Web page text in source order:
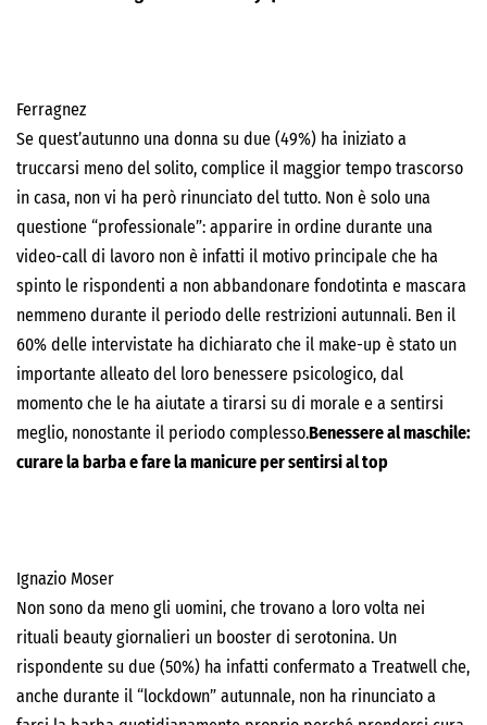
Ferragnez
Se quest’autunno una donna su due (49%) ha iniziato a
truccarsi meno del solito, complice il maggior tempo trascorso
in casa, non vi ha però rinunciato del tutto. Non è solo una
questione “professionale”: apparire in ordine durante una
video-call di lavoro non è infatti il motivo principale che ha
spinto le rispondenti a non abbandonare fondotinta e mascara
nemmeno durante il periodo delle restrizioni autunnali. Ben il
60% delle intervistate ha dichiarato che il make-up è stato un
importante alleato del loro benessere psicologico, dal
momento che le ha aiutate a tirarsi su di morale e a sentirsi
meglio, nonostante il periodo complesso.Benessere al maschile:
curare la barba e fare la manicure per sentirsi al top
Ignazio Moser
Non sono da meno gli uomini, che trovano a loro volta nei
rituali beauty giornalieri un booster di serotonina. Un
rispondente su due (50%) ha infatti confermato a Treatwell che,
anche durante il “lockdown” autunnale, non ha rinunciato a